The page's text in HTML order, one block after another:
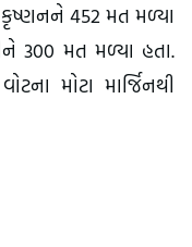
452 મત મળ્યા
300 મત મળ્યા હતા.
મોટા માર્જિનથી